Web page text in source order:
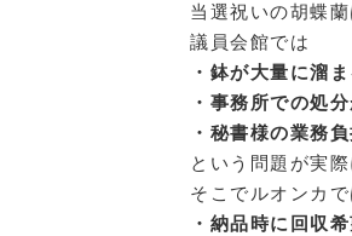
当選祝いの胡蝶
議員会館では
・鉢が大量に溜ま
・事務所での処
・秘書様の業務
という問題が実
そこでルオンカで
・納品時に回収